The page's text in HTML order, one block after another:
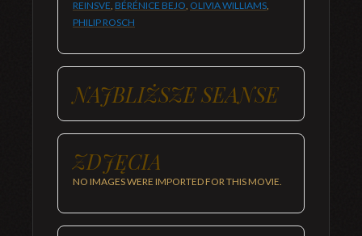
REINSVE, BÉRÉNICE BEJO, OLIVIA WILLIAMS,
PHILIP ROSCH
NAJBLIŻSZE SEANSE
ZDJĘCIA
NO IMAGES WERE IMPORTED FOR THIS MOVIE.